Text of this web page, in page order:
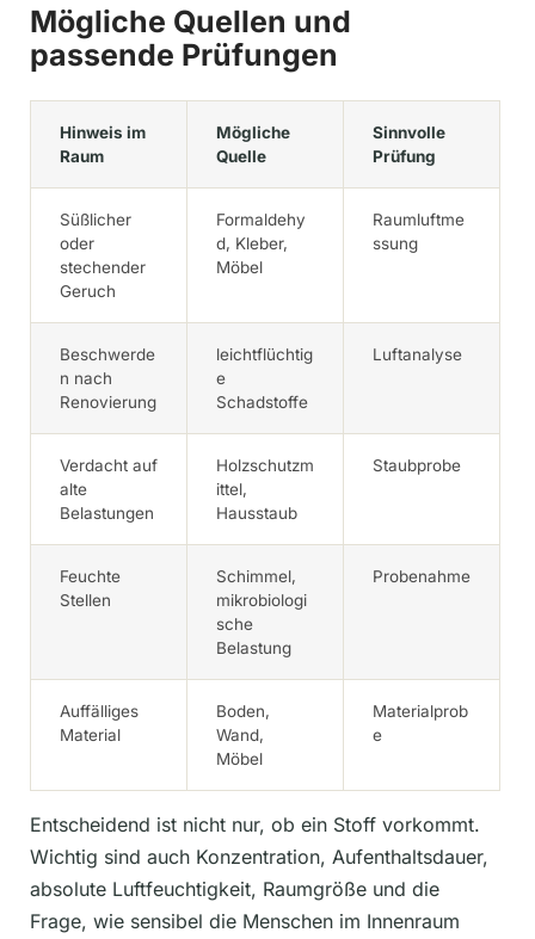
Mögliche Quellen und
passende Prüfungen
Hinweis im
Raum
Mögliche
Quelle
Sinnvolle
Prüfung
Süßlicher
oder
stechender
Geruch
Formaldehy
d, Kleber,
Möbel
Raumluftme
ssung
Beschwerde
n nach
Renovierung
leichtflüchtig
e
Schadstoffe
Luftanalyse
Verdacht auf
alte
Belastungen
Holzschutzm
ittel,
Hausstaub
Staubprobe
Feuchte
Stellen
Schimmel,
mikrobiologi
sche
Belastung
Probenahme
Auffälliges
Material
Boden,
Wand,
Möbel
Materialprob
e
Entscheidend ist nicht nur, ob ein Stoff vorkommt.
Wichtig sind auch Konzentration, Aufenthaltsdauer,
absolute Luftfeuchtigkeit, Raumgröße und die
Frage, wie sensibel die Menschen im Innenraum